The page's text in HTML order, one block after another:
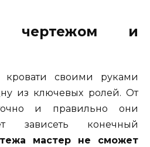
чертежом и
кровати своими руками
из ключевых ролей. От
и правильно они
зависеть конечный
мастер не сможет